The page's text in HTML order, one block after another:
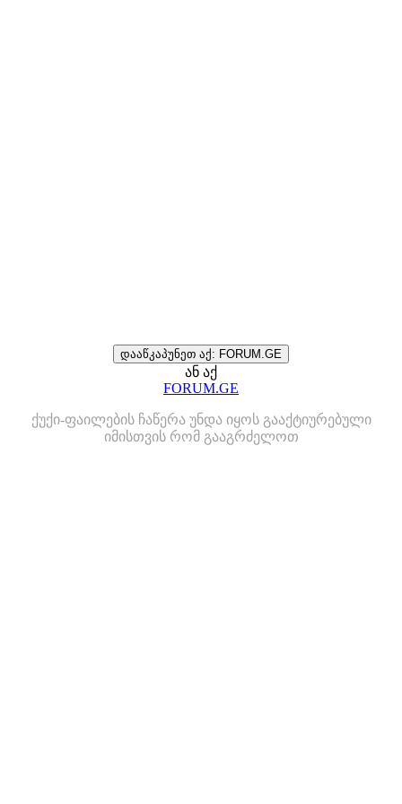
დააწკაპუნეთ აქ: FORUM.GE
ან აქ
FORUM.GE
ქუქი-ფაილების ჩაწერა უნდა იყოს გააქტიურებული
იმისთვის რომ გააგრძელოთ